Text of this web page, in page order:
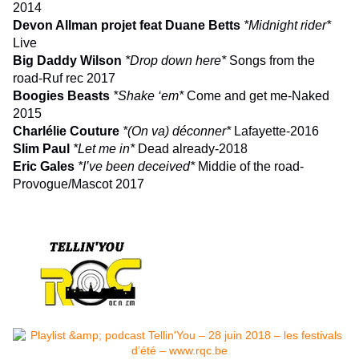
2014
Devon Allman projet feat Duane Betts *Midnight rider*
Live
Big Daddy Wilson *Drop down here*Songs from the
road-Ruf rec 2017
Boogies Beasts *Shake ‘em*Come and get me-Naked
2015
Charlélie Couture *(On va) déconner*Lafayette-2016
Slim Paul *Let me in*Dead already-2018
Eric Gales *I’ve been deceived*Middie of the road-
Provogue/Mascot 2017